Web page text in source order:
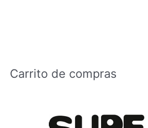
Carrito de compras